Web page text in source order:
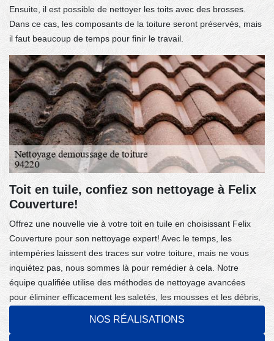
NOS RÉALISATIONS
Ensuite, il est possible de nettoyer les toits avec des brosses.
Dans ce cas, les composants de la toiture seront préservés, mais
il faut beaucoup de temps pour finir le travail.
Toit en tuile, confiez son nettoyage à Felix
Couverture!
Offrez une nouvelle vie à votre toit en tuile en choisissant Felix
Couverture pour son nettoyage expert! Avec le temps, les
intempéries laissent des traces sur votre toiture, mais ne vous
inquiétez pas, nous sommes là pour remédier à cela. Notre
équipe qualifiée utilise des méthodes de nettoyage avancées
pour éliminer efficacement les saletés, les mousses et les débris,
préservant ainsi l'intégrité de chaque tuile. Faites confiance à